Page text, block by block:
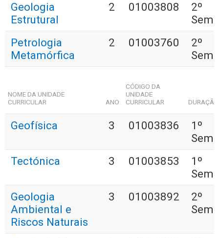
Geologia
Estrutural
2 01003808
2º
Petrologia
Metamórfica
2 01003760
2º
NOME DA UNIDADE
CURRICULAR
ANO
CÓDIGO DA
UNIDADE
CURRICULAR
DURAÇÃO
Geofísica 3 01003836
1º
Tectónica
3 01003853
1º
Geologia
Ambiental e
Riscos Naturais
3 01003892
2º